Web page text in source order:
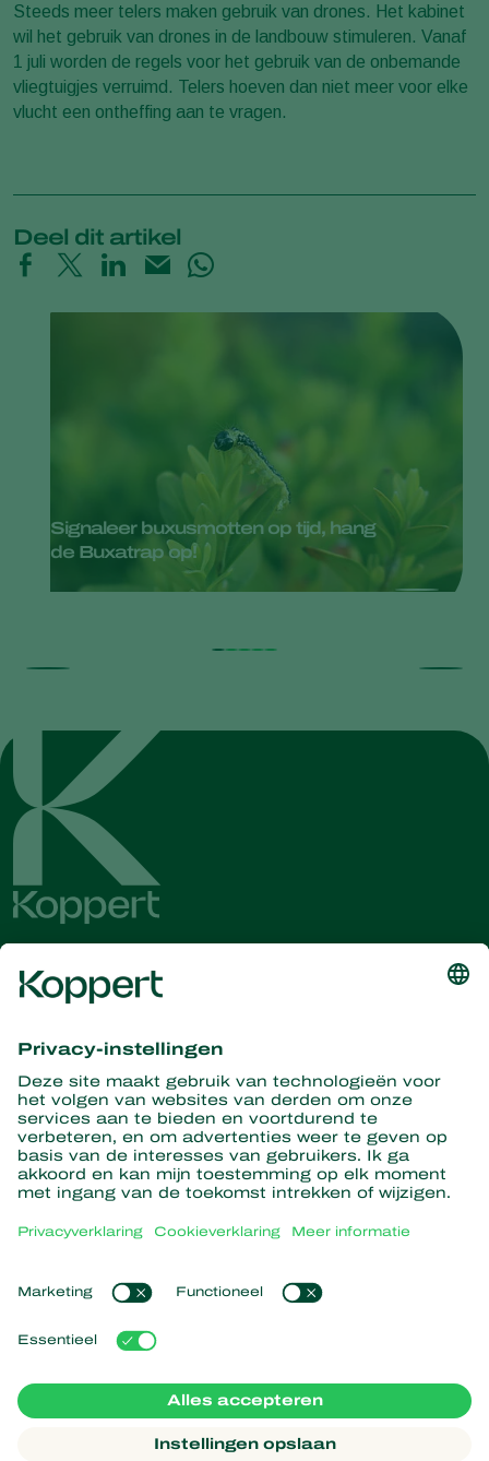
Steeds meer telers maken gebruik van drones. Het kabinet
wil het gebruik van drones in de landbouw stimuleren. Vanaf
1 juli worden de regels voor het gebruik van de onbemande
vliegtuigjes verruimd. Telers hoeven dan niet meer voor elke
vlucht een ontheffing aan te vragen.
Deel dit artikel
Signaleer buxusmotten op tijd, hang
de Buxatrap op!
Ontvang het laatste nieuws en
informatie
Hier aanmelden
Partners with Nature
Roofmijten
Roofinsecten
Nuttige nematoden
Nuttige micro-organismen
Gewasbescherming
Nieuws en informatie
Duurzaamheid
Werken bij Koppert
Contact
Populaire links
Ervaringen van klanten
Koppert One
Koppert Global
Cookies beheren